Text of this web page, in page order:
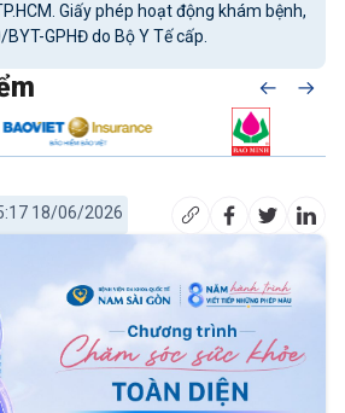
Giấy phép hoạt động khám bệnh,
GPHĐ do Bộ Y Tế cấp.
18/06/2026